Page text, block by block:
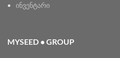
ინვენტარი
MYSEED • GROUP